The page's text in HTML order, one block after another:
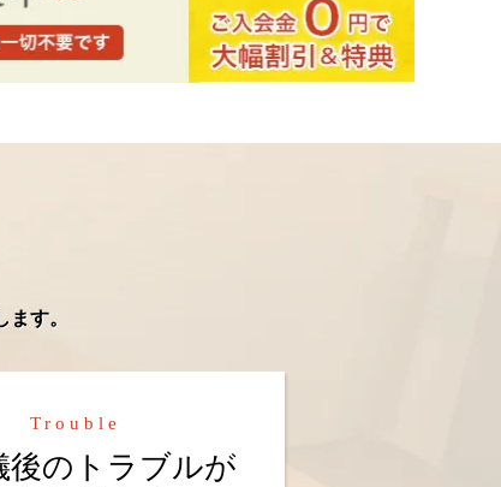
す。
Trouble
後のトラブルが